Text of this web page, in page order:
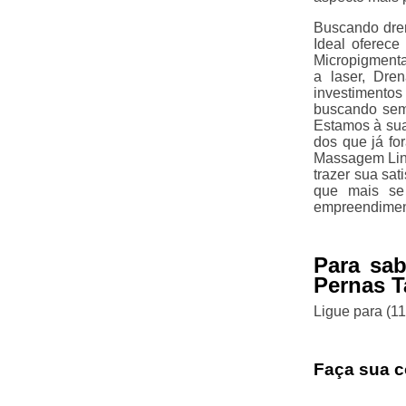
Buscando
Ideal
a laser,
buscando
Estamos à
dos que já
Massagem
trazer sua
que mais
Para
Pernas
Ligue para
Faça sua